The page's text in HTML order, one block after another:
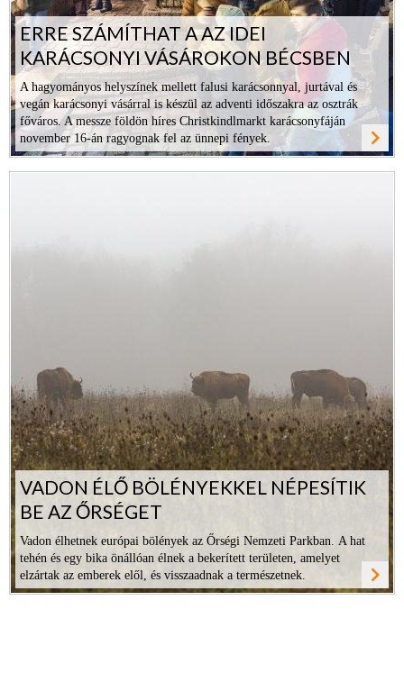
ERRE SZÁMÍTHAT A AZ IDEI
KARÁCSONYI VÁSÁROKON BÉCSBEN
A hagyományos helyszínek mellett falusi karácsonnyal, jurtával és
vegán karácsonyi vásárral is készül az adventi időszakra az osztrák
főváros. A messze földön híres Christkindlmarkt karácsonyfáján
november 16-án ragyognak fel az ünnepi fények.
navigate_next
VADON ÉLŐ BÖLÉNYEKKEL NÉPESÍTIK
BE AZ ŐRSÉGET
Vadon élhetnek európai bölények az Őrségi Nemzeti Parkban. A hat
tehén és egy bika önállóan élnek a bekerített területen, amelyet
elzártak az emberek elől, és visszaadnak a természetnek.
navigate_next